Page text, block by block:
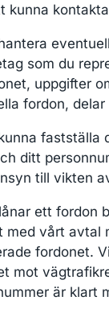
kunna
som du
uppgifter
fordon,
fastställa
ditt
till vikten
ett fordon
med vårt avtal
fordonet.
mot
är klart